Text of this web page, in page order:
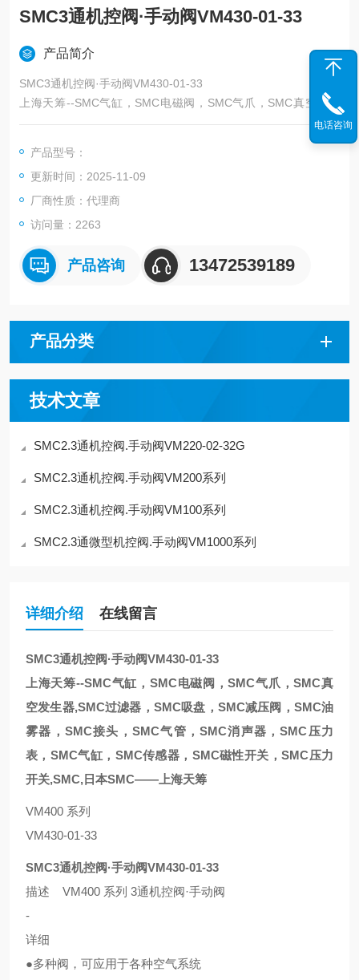
SMC3通机控阀·手动阀VM430-01-33
产品简介
SMC3通机控阀·手动阀VM430-01-33
上海天筹--SMC气缸，SMC电磁阀，SMC气爪，SMC真空发生
器,SMC过滤器，SMC吸盘，SMC减压阀，SMC油雾器，SMC接
头，SMC气管，SMC消声器，SMC压力表，SMC气缸，SMC传
感器，SMC磁性开关，SMC压力开关,SMC,日本SMC——上海天
筹
产品型号：
更新时间：2025-11-09
厂商性质：代理商
访问量：2263
产品咨询 13472539189
产品分类
技术文章
SMC2.3通机控阀.手动阀VM220-02-32G
SMC2.3通机控阀.手动阀VM200系列
SMC2.3通机控阀.手动阀VM100系列
SMC2.3通微型机控阀.手动阀VM1000系列
详细介绍 在线留言
SMC3通机控阀·手动阀VM430-01-33
上海天筹--SMC气缸，SMC电磁阀，SMC气爪，SMC真
空发生器,SMC过滤器，SMC吸盘，SMC减压阀，SMC油
雾器，SMC接头，SMC气管，SMC消声器，SMC压力
表，SMC气缸，SMC传感器，SMC磁性开关，SMC压力
开关,SMC,日本SMC——上海天筹
VM400 系列
VM430-01-33
SMC3通机控阀·手动阀VM430-01-33
描述 VM400 系列 3通机控阀·手动阀
-
详细
●多种阀，可应用于各种空气系统
电话咨询